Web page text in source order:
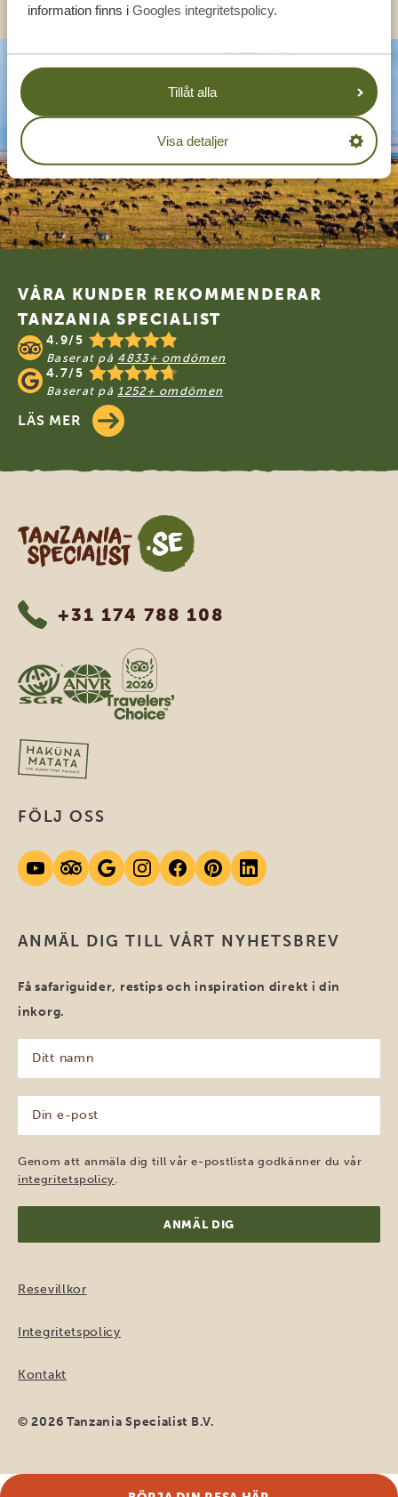
information finns i Googles integritetspolicy.
Tillåt alla
Visa detaljer
Footer
VÅRA KUNDER REKOMMENDERAR
TANZANIA SPECIALIST
4.9/5
Baserat på 4833+ omdömen
4.7/5
Baserat på 1252+ omdömen
LÄS MER
Tanzania Specialist
+31 174 788 108
ANMÄL DIG TILL VÅRT NYHETSBREV
Få safariguider, restips och inspiration direkt i din
inkorg.
namn
(Obligatoriskt)
post
(Obligatoriskt)
Genom att anmäla dig till vår e-postlista godkänner du vår
integritetspolicy
FÖLJ OSS
Resevillkor
Integritetspolicy
Kontakt
© 2026 Tanzania Specialist B.V.